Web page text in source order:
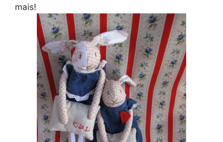
mais!